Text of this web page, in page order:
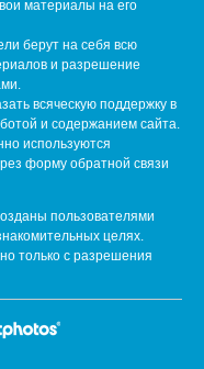
материалы на его
берут на себя всю
и разрешение
всяческую поддержку в
и содержанием сайта.
используются
форму обратной связи
пользователями
целях.
только с разрешения